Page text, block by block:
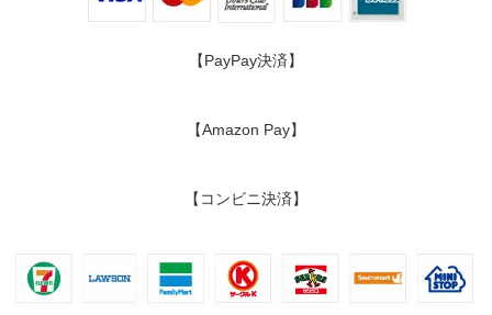
【PayPay決済】
【Amazon Pay】
【コンビニ決済】